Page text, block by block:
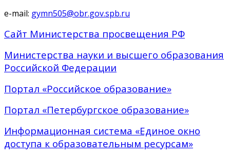
e-mail: gymn505@obr.gov.spb.ru
Сайт Министерства просвещения РФ
Министерства науки и высшего образования
Российской Федерации
Портал «Российское образование»
Портал «Петербургское образование»
Информационная система «Единое окно
доступа к образовательным ресурсам»